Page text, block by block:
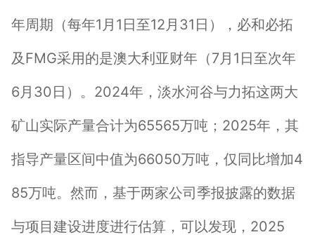
年周期（每年1月1日至12月31日），必和必拓
及FMG采用的是澳大利亚财年（7月1日至次年
6月30日）。2024年，淡水河谷与力拓这两大
矿山实际产量合计为65565万吨；2025年，其
指导产量区间中值为66050万吨，仅同比增加4
85万吨。然而，基于两家公司季报披露的数据
与项目建设进度进行估算，可以发现，2025